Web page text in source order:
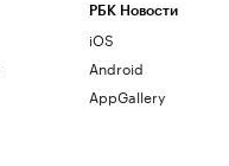
РБК Новости
iOS
Android
AppGallery